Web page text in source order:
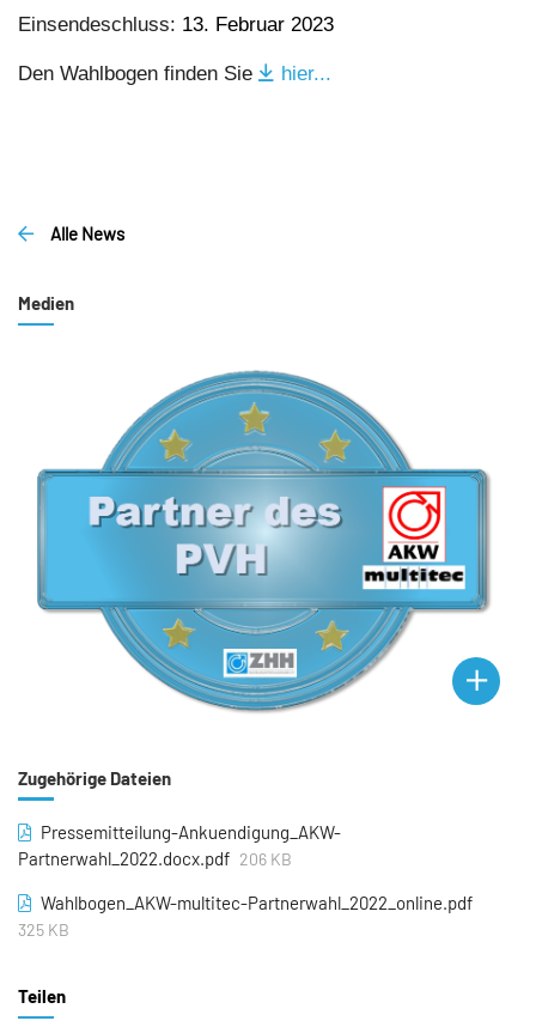
Einsendeschluss: 13. Februar 2023
Den Wahlbogen finden Sie hier...
Alle News
Medien
Zugehörige Dateien
Pressemitteilung-Ankuendigung_AKW-
Partnerwahl_2022.docx.pdf 206 KB
Wahlbogen_AKW-multitec-Partnerwahl_2022_online.pdf
325 KB
Teilen